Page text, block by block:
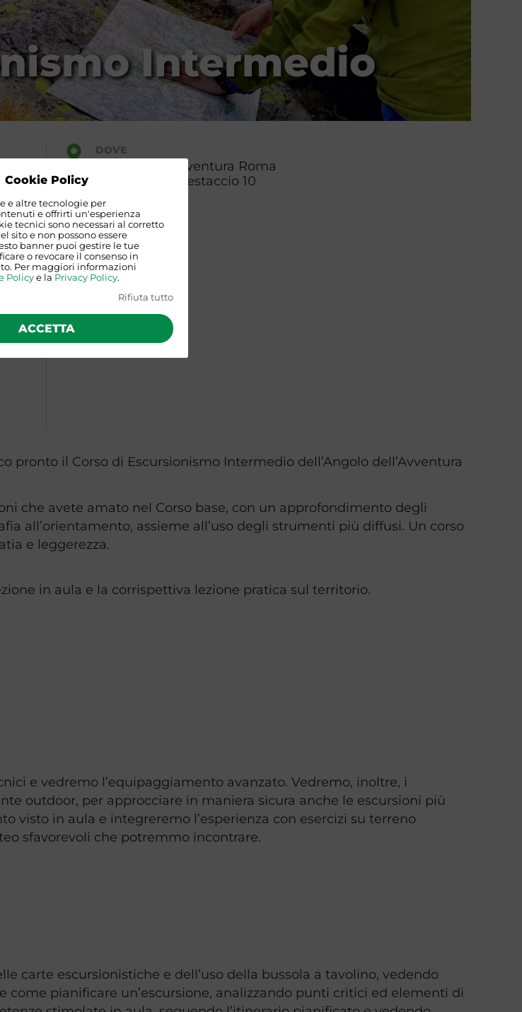
Cookie Policy
e altre tecnologie per
e offrirti un'esperienza
tecnici sono necessari al corretto
sito e non possono essere
banner puoi gestire le tue
o revocare il consenso in
Per maggiori informazioni
Policye la Privacy Policy.
Rifiuta tutto
ACCETTA
Intermedio
DOVE
Angolo dell'Avventura Roma
Lungotevere Testaccio 10
pronto il Corso di Escursionismo Intermedio dell’Angolo dell’Avventura
che avete amato nel Corso base, con un approfondimento degli
all’orientamento, assieme all’uso degli strumenti più diffusi. Un corso
e leggerezza.
in aula e la corrispettiva lezione pratica sul territorio.
e vedremo l’equipaggiamento avanzato. Vedremo, inoltre, i
outdoor, per approcciare in maniera sicura anche le escursioni più
visto in aula e integreremo l’esperienza con esercizi su terreno
sfavorevoli che potremmo incontrare.
carte escursionistiche e dell’uso della bussola a tavolino, vedendo
come pianificare un’escursione, analizzando punti critici ed elementi di